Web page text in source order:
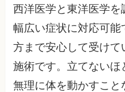
西洋医学と東洋医学を
幅広い症状に対応可
方まで安心して受け
施術です。立てないほ
無理に体を動かすこと